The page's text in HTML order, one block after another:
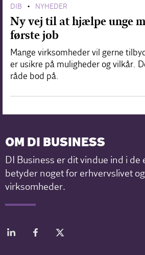
DIB • NYHEDER
Ny vej til at hjælpe unge
første job
Mange virksomheder vil gerne
er usikre på muligheder og vilkår.
råde bod på.
OM DI BUSINESS
DI Business er dit vindue ind i de
betyder noget for erhvervslivet
virksomheder.